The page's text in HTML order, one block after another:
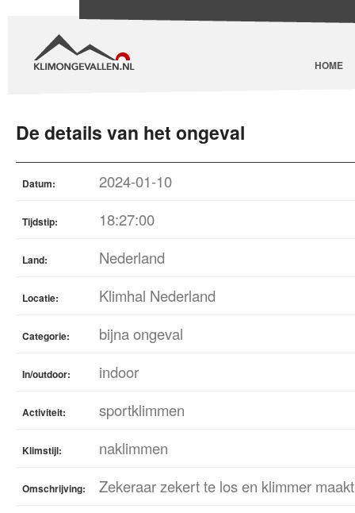
HOME
De details van het ongeval
Datum: 2024-01-10
Tijdstip: 18:27:00
Land: Nederland
Locatie: Klimhal Nederland
Categorie: bijna ongeval
In/outdoor: indoor
Activiteit: sportklimmen
Klimstijl: naklimmen
Omschrijving: Zekeraar zekert te los en klimmer